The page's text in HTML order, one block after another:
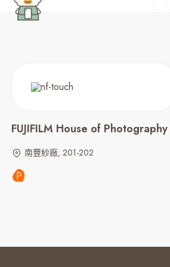
FUJIFILM House of Photography
南豐紗廠, 201-202